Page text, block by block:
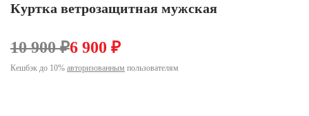
Ямало-Ненецкий автономный округ (1)
Куртка ветрозащитная мужская
10 900 ₽6 900 ₽
Кешбэк до 10% авторизованным пользователям